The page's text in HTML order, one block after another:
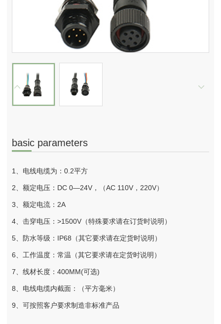
basic parameters
1、电线电缆为：0.2平方
2、额定电压：DC 0—24V，（AC 110V，220V）
3、额定电流：2A
4、击穿电压：>1500V（特殊要求请在订货时说明）
5、防水等级：IP68（其它要求请在定货时说明）
6、工作温度：常温（其它要求请在定货时说明）
7、线材长度：400MM(可选)
8、电线电缆内截面：（平方毫米）
9、可按照客户要求制造非标准产品